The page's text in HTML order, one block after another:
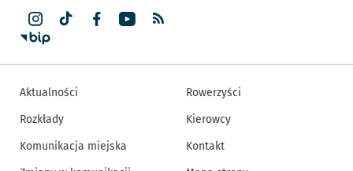
Aktualności
Rozkłady
Komunikacja miejska
Rowerzyści
Kierowcy
Kontakt